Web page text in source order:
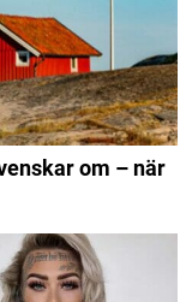
om – när